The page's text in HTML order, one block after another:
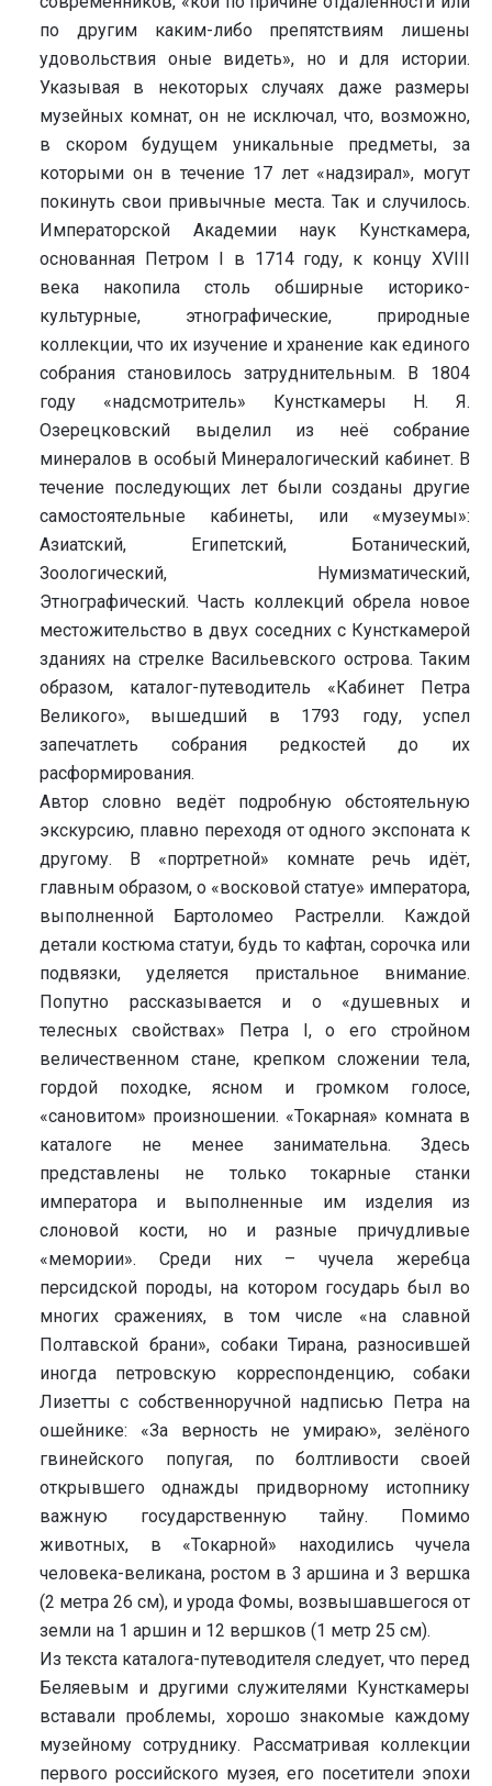
по другим каким-либо препятствиям лишены
удовольствия оные видеть», но и для истории.
Указывая в некоторых случаях даже размеры
музейных комнат, он не исключал, что, возможно,
в скором будущем уникальные предметы, за
которыми он в течение 17 лет «надзирал», могут
покинуть свои привычные места. Так и случилось.
Императорской Академии наук Кунсткамера,
основанная Петром I в 1714 году, к концу XVIII
века накопила столь обширные историко-
культурные, этнографические, природные
коллекции, что их изучение и хранение как единого
собрания становилось затруднительным. В 1804
году «надсмотритель» Кунсткамеры Н. Я.
Озерецковский выделил из неё собрание
минералов в особый Минералогический кабинет. В
течение последующих лет были созданы другие
самостоятельные кабинеты, или «музеумы»:
Азиатский, Египетский, Ботанический,
Зоологический, Нумизматический,
Этнографический. Часть коллекций обрела новое
местожительство в двух соседних с Кунсткамерой
зданиях на стрелке Васильевского острова. Таким
образом, каталог-путеводитель «Кабинет Петра
Великого», вышедший в 1793 году, успел
запечатлеть собрания редкостей до их
расформирования.
Автор словно ведёт подробную обстоятельную
экскурсию, плавно переходя от одного экспоната к
другому. В «портретной» комнате речь идёт,
главным образом, о «восковой статуе» императора,
выполненной Бартоломео Растрелли. Каждой
детали костюма статуи, будь то кафтан, сорочка или
подвязки, уделяется пристальное внимание.
Попутно рассказывается и о «душевных и
телесных свойствах» Петра I, о его стройном
величественном стане, крепком сложении тела,
гордой походке, ясном и громком голосе,
«сановитом» произношении. «Токарная» комната в
каталоге не менее занимательна. Здесь
представлены не только токарные станки
императора и выполненные им изделия из
слоновой кости, но и разные причудливые
«мемории». Среди них – чучела жеребца
персидской породы, на котором государь был во
многих сражениях, в том числе «на славной
Полтавской брани», собаки Тирана, разносившей
иногда петровскую корреспонденцию, собаки
Лизетты с собственноручной надписью Петра на
ошейнике: «За верность не умираю», зелёного
гвинейского попугая, по болтливости своей
открывшего однажды придворному истопнику
важную государственную тайну. Помимо
животных, в «Токарной» находились чучела
человека-великана, ростом в 3 аршина и 3 вершка
(2 метра 26 см), и урода Фомы, возвышавшегося от
земли на 1 аршин и 12 вершков (1 метр 25 см).
Из текста каталога-путеводителя следует, что перед
Беляевым и другими служителями Кунсткамеры
вставали проблемы, хорошо знакомые каждому
музейному сотруднику. Рассматривая коллекции
первого российского музея, его посетители эпохи